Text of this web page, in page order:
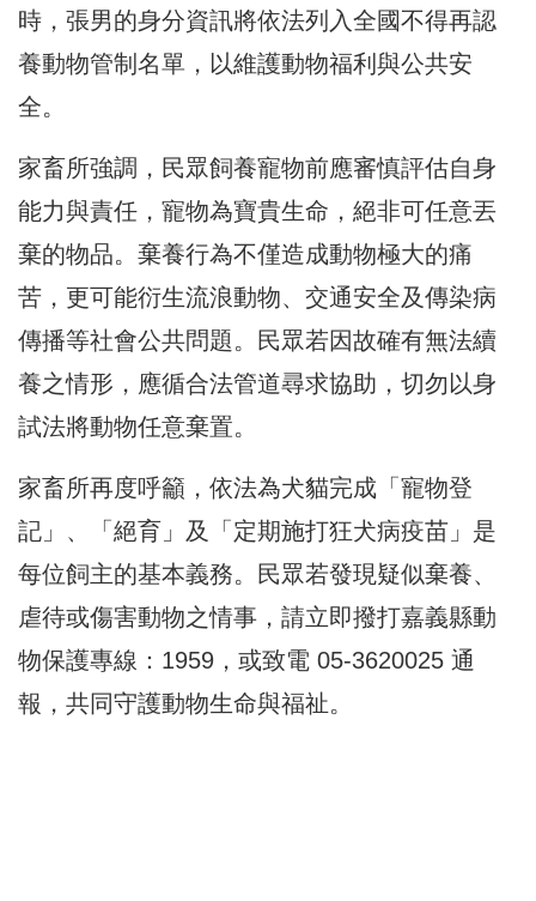
時，張男的身分資訊將依法列入全國不得再認
養動物管制名單，以維護動物福利與公共安
全。
家畜所強調，民眾飼養寵物前應審慎評估自身
能力與責任，寵物為寶貴生命，絕非可任意丟
棄的物品。棄養行為不僅造成動物極大的痛
苦，更可能衍生流浪動物、交通安全及傳染病
傳播等社會公共問題。民眾若因故確有無法續
養之情形，應循合法管道尋求協助，切勿以身
試法將動物任意棄置。
家畜所再度呼籲，依法為犬貓完成「寵物登
記」、「絕育」及「定期施打狂犬病疫苗」是
每位飼主的基本義務。民眾若發現疑似棄養、
虐待或傷害動物之情事，請立即撥打嘉義縣動
物保護專線：1959，或致電 05-3620025 通
報，共同守護動物生命與福祉。